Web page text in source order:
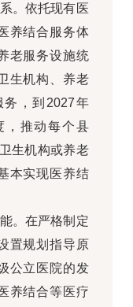
。依托现有医
养结合服务体
老服务设施统
生机构、养老
，到2027年
，推动每个县
生机构或养老
本实现医养结
。在严格制定
置规划指导原
公立医院的发
养结合等医疗